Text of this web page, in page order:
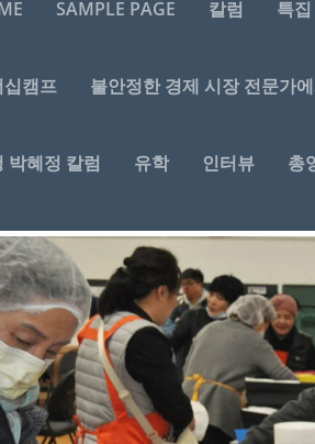
SAMPLE PAGE 칼럼 특집
십캠프 불안정한 경제 시장 전문가
박혜정 칼럼 유학 인터뷰 총
Posted by밴쿠버